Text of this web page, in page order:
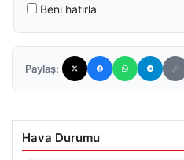
Beni hatırla
Paylaş:
Hava Durumu